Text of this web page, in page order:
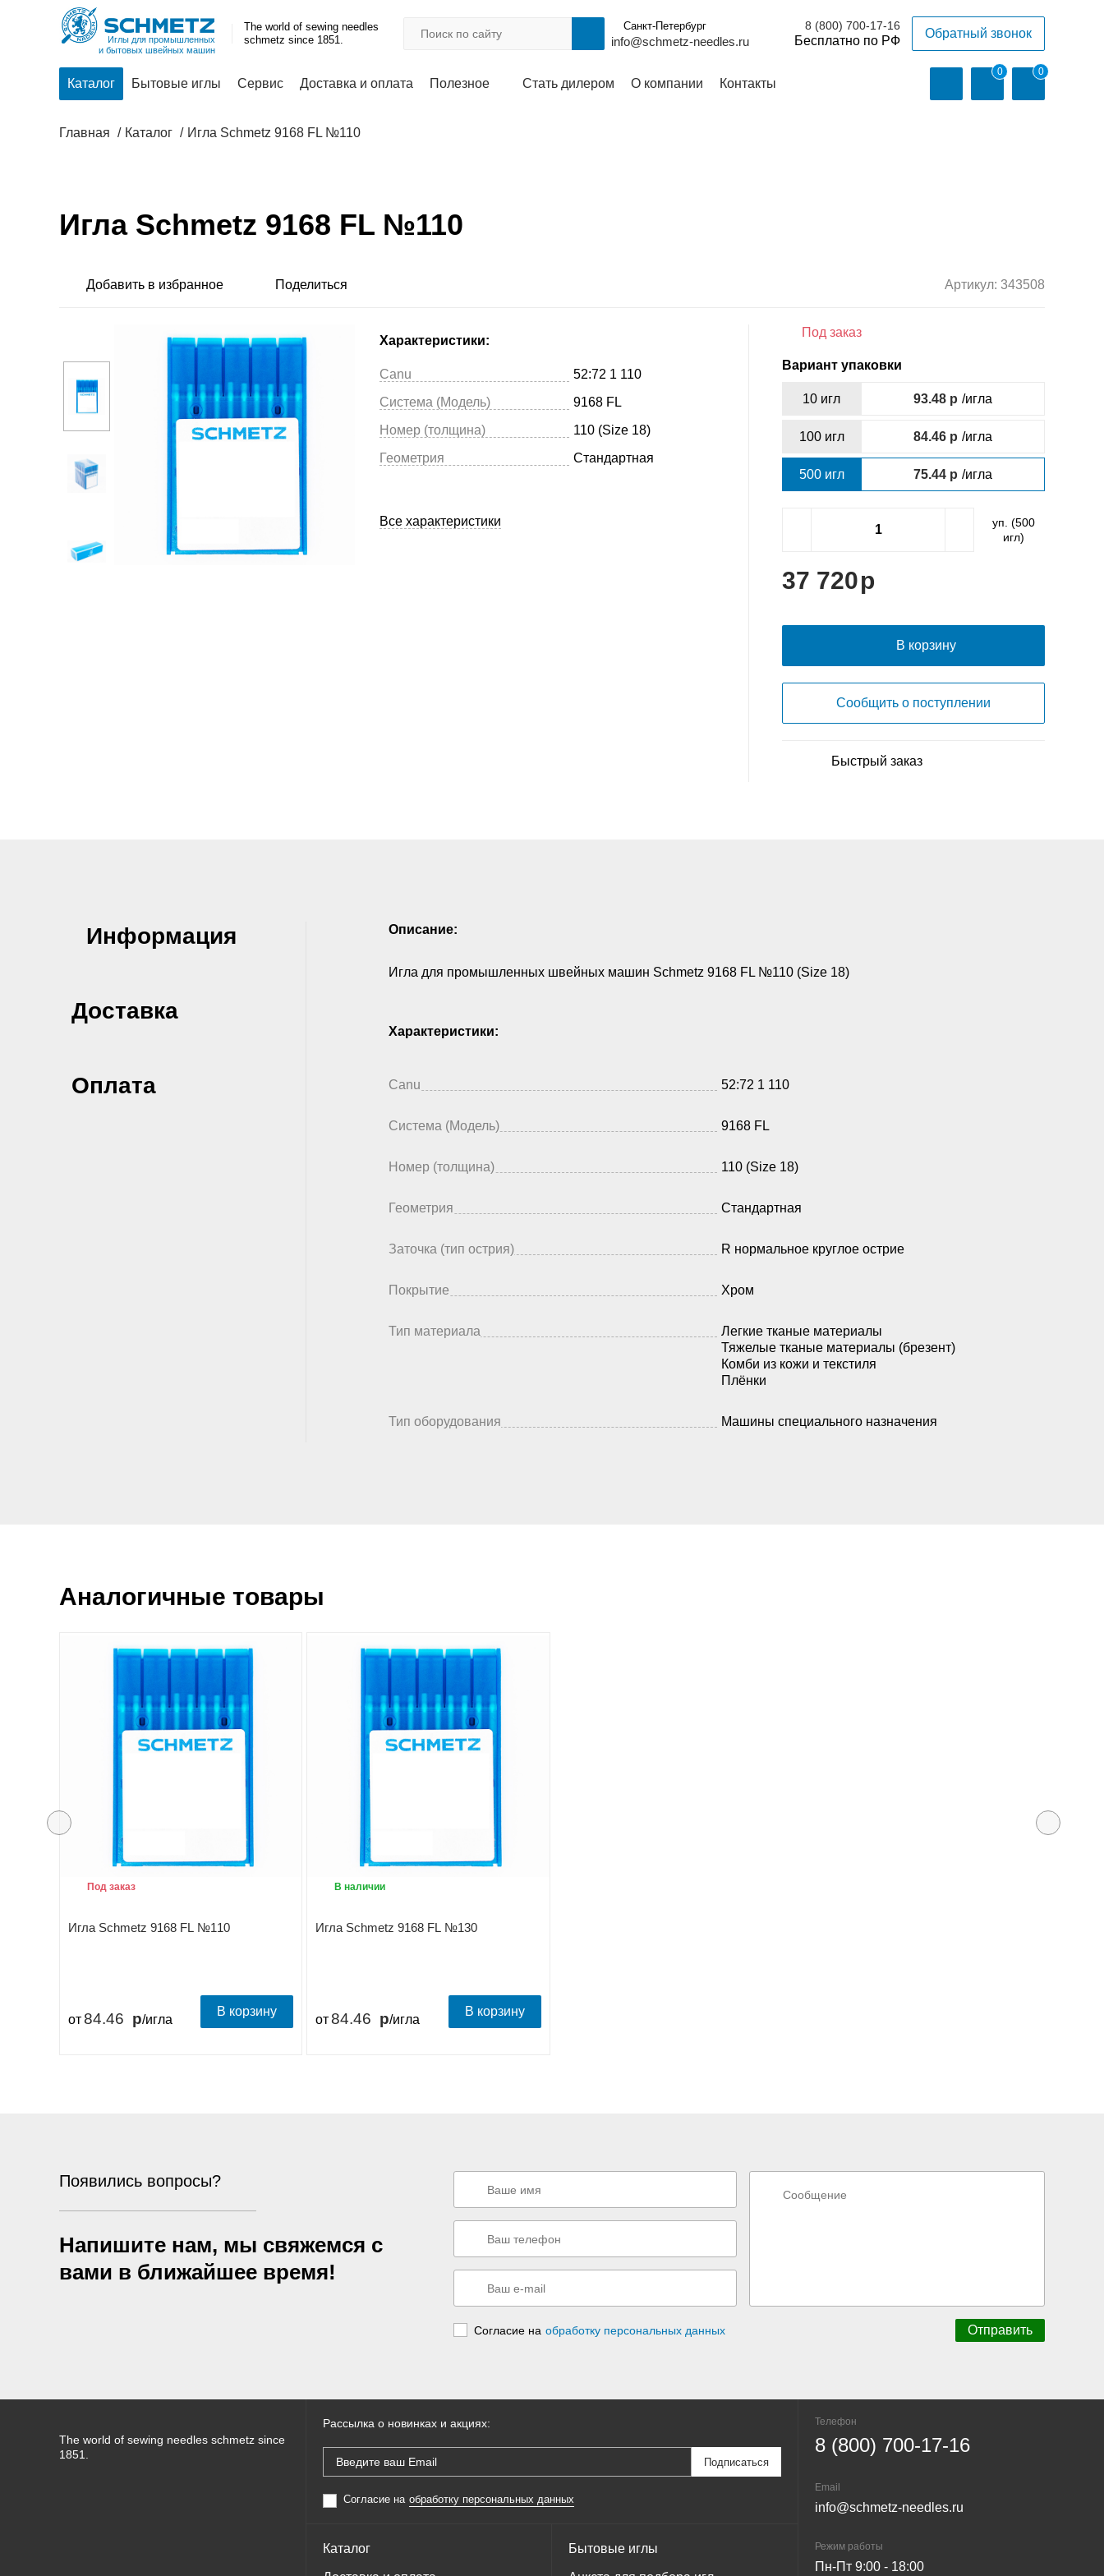
Иглы для промышленных
и бытовых швейных машин
The world of sewing needles
schmetz since 1851.
Санкт-Петербург
info@schmetz-needles.ru
8 (800) 700-17-16
Обратный звонок
Каталог Бытовые иглы Сервис Доставка и оплата Полезное Стать дилером О компании Контакты
0 0
Главная Каталог Игла Schmetz 9168 FL №110
Игла Schmetz 9168 FL №110
Артикул: 343508
Характеристики:
Canu
52:72 1 110
Система (Модель)
9168 FL
Номер (толщина)
110 (Size 18)
Геометрия
Стандартная
Все характеристики
Под заказ
Вариант упаковки
10 игл 93.48 /игла
100 игл 84.46 /игла
500 игл 75.44 /игла
уп. (500
игл)
37 720
В корзину
Сообщить о поступлении
Быстрый заказ
Информация
Доставка
Оплата
Описание:
Игла для промышленных швейных машин Schmetz 9168 FL №110 (Size 18)
Характеристики:
Canu 52:72 1 110
Система (Модель) 9168 FL
Номер (толщина) 110 (Size 18)
Геометрия Стандартная
Заточка (тип острия) R нормальное круглое острие
Покрытие Хром
Тип материала
Легкие тканые материалы
Тяжелые тканые материалы (брезент)
Комби из кожи и текстиля
Плёнки
Тип оборудования Машины специального назначения
Аналогичные товары
Игла Schmetz 9168 FL №110
Под заказ
от84.46 /игла
В корзину
Игла Schmetz 9168 FL №130
В наличии
от84.46 /игла
В корзину
Появились вопросы?
Напишите нам, мы свяжемся с
вами в ближайшее время!
Согласие на обработку персональных данных
The world of sewing needles schmetz since
1851.
Рассылка о новинках и акциях:
Согласие на обработку персональных данных
Каталог Бытовые иглы
Телефон
8 (800) 700-17-16
Email
info@schmetz-needles.ru
Режим работы
Пн-Пт 9:00 - 18:00